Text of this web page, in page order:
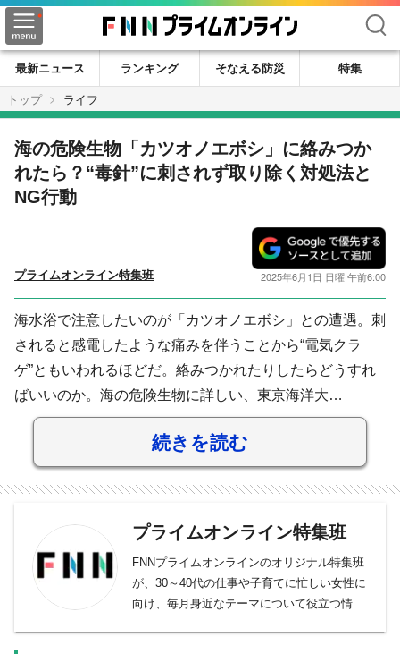
検索
最新ニュース ランキング そなえる防災
特集
トップ
ライフ
海の危険生物「カツオノエボシ」に絡みつか
れたら？“毒針”に刺されず取り除く対処法と
NG行動
プライムオンライン特集班 2025年6月1日 日曜 午前6:00
海水浴で注意したいのが「カツオノエボシ」との遭遇。刺
されると感電したような痛みを伴うことから“電気クラ
ゲ”ともいわれるほどだ。絡みつかれたりしたらどうすれ
ばいいのか。海の危険生物に詳しい、東京海洋大…
続きを読む
プライムオンライン特集班
FNNプライムオンラインのオリジナル特集班
が、30～40代の仕事や子育てに忙しい女性に
向け、毎月身近なテーマについて役立つ情報